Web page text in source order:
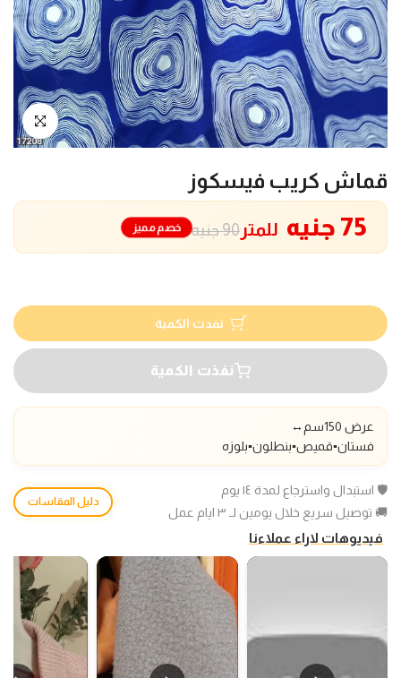
انقر للتكبير
قماش كريب فيسكوز
90 جنيه 75 جنيه للمتر خصم مميز
نفدت الكمية
نفذت الكمية
عرض 150سم
↔️
فستان▪️قميص▪️بنطلون▪️بلوزه
🛡️ استبدال واسترجاع لمدة ١٤ يوم
🚚 توصيل سريع خلال يومين لـ ٣ ايام عمل
دليل المقاسات
فيديوهات لاراء عملاءنا